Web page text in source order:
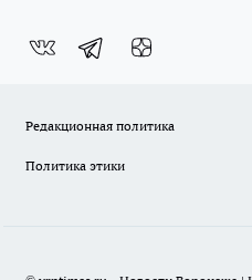
Редакционная политика
Политика этики